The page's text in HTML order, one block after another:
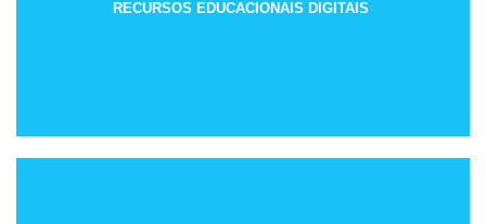
RECURSOS EDUCACIONAIS DIGITAIS